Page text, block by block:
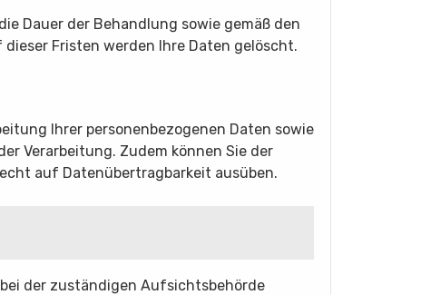
Dauer der Behandlung sowie gemäß den
Fristen werden Ihre Daten gelöscht.
Ihrer personenbezogenen Daten sowie
Verarbeitung. Zudem können Sie der
auf Datenübertragbarkeit ausüben.
der zuständigen Aufsichtsbehörde